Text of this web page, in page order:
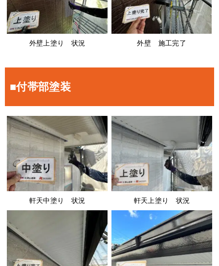
外壁上塗り 状況 外壁 施工完了
■付帯部塗装
軒天中塗り 状況 軒天上塗り 状況